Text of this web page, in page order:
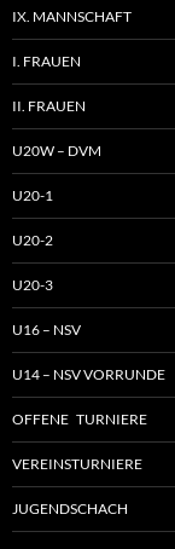
IX. MANNSCHAFT
I. FRAUEN
II. FRAUEN
U20W – DVM
U20-1
U20-2
U20-3
U16 – NSV
U14 – NSV VORRUNDE
OFFENE TURNIERE
VEREINSTURNIERE
JUGENDSCHACH